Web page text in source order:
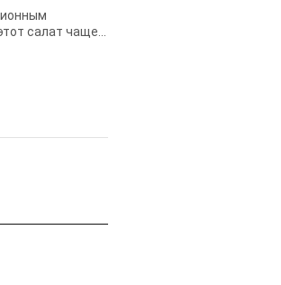
салат чаще
радовать этим
целый ...